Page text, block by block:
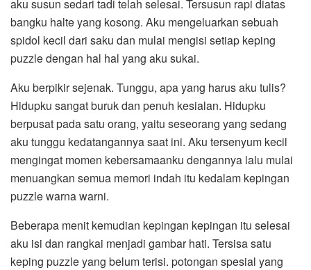
aku susun sedari tadi telah selesai. Tersusun rapi diatas
bangku halte yang kosong. Aku mengeluarkan sebuah
spidol kecil dari saku dan mulai mengisi setiap keping
puzzle dengan hal hal yang aku sukai.
Aku berpikir sejenak. Tunggu, apa yang harus aku tulis?
Hidupku sangat buruk dan penuh kesialan. Hidupku
berpusat pada satu orang, yaitu seseorang yang sedang
aku tunggu kedatangannya saat ini. Aku tersenyum kecil
mengingat momen kebersamaanku dengannya lalu mulai
menuangkan semua memori indah itu kedalam kepingan
puzzle warna warni.
Beberapa menit kemudian kepingan kepingan itu selesai
aku isi dan rangkai menjadi gambar hati. Tersisa satu
keping puzzle yang belum terisi. potongan spesial yang